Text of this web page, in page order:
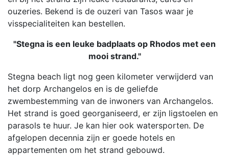
ouzeries. Bekend is de ouzeri van Tasos waar je
visspecialiteiten kan bestellen.
"Stegna is een leuke badplaats op Rhodos met een
mooi strand."
Stegna beach ligt nog geen kilometer verwijderd van
het dorp Archangelos en is de geliefde
zwembestemming van de inwoners van Archangelos.
Het strand is goed georganiseerd, er zijn ligstoelen en
parasols te huur. Je kan hier ook watersporten. De
afgelopen decennia zijn er goede hotels en
appartementen om het strand gebouwd.